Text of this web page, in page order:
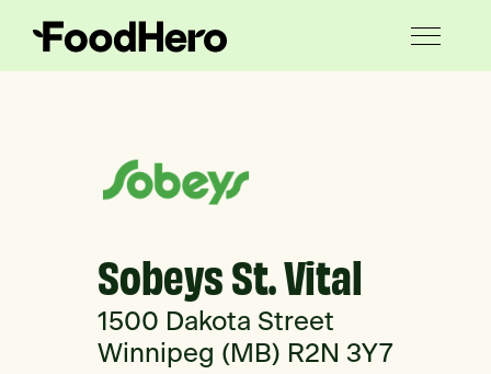
Sobeys St. Vital
1500 Dakota Street
Winnipeg (MB) R2N 3Y7